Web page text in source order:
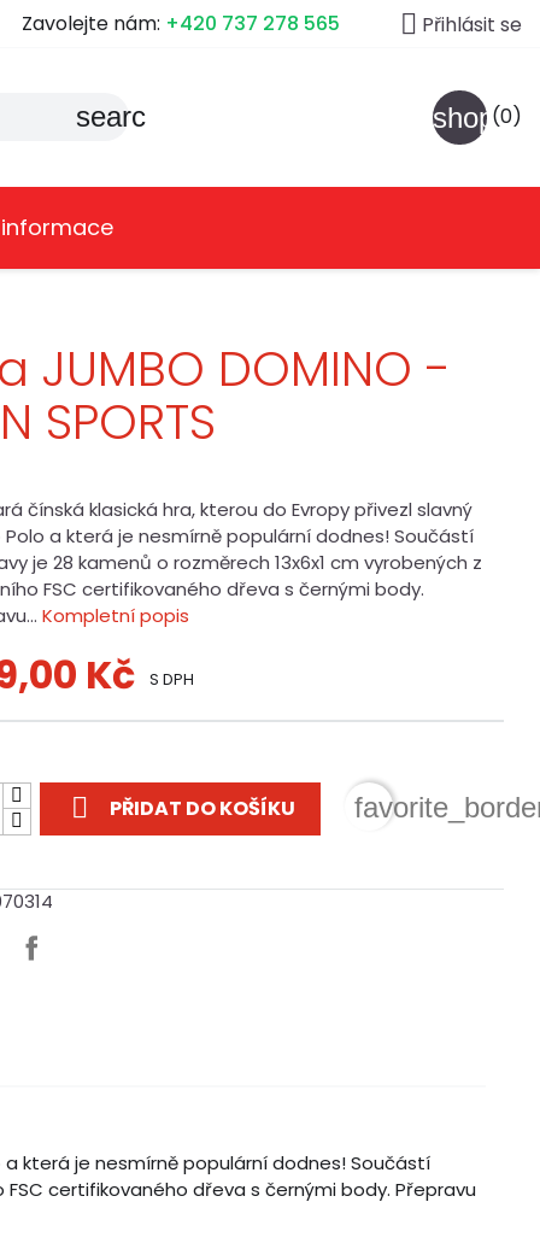
Zavolejte nám: +420 737 278 565  Přihlásit se
search (0)
JUMBO DOMINO -
SPORTS
čínská klasická hra, kterou do Evropy přivezl slavný
Polo a která je nesmírně populární dodnes! Součástí
je 28 kamenů o rozměrech 13x6x1 cm vyrobených z
FSC certifikovaného dřeva s černými body.
Kompletní popis
Kč S DPH
 PŘIDAT DO KOŠÍKU
a která je nesmírně populární dodnes! Součástí
certifikovaného dřeva s černými body. Přepravu